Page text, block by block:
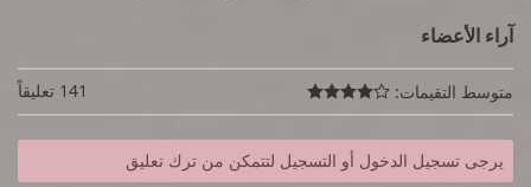
آراء الأعضاء
متوسط التقيمات:  141 تعليقاً
يرجى تسجيل الدخول أو التسجيل لتتمكن من ترك تعليق